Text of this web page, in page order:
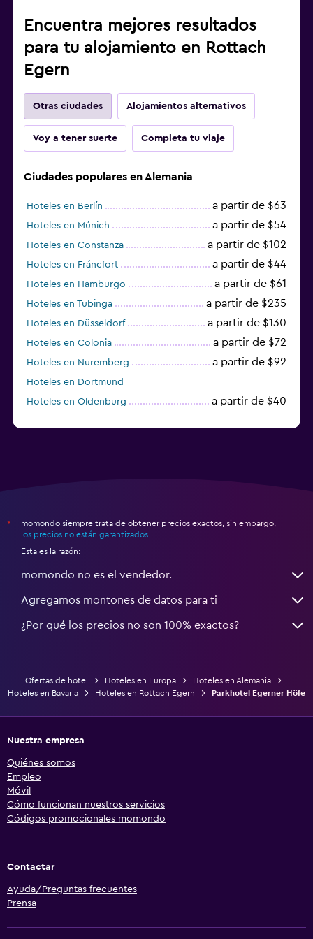
Encuentra mejores resultados
para tu alojamiento en Rottach
Egern
Otras ciudades Alojamientos alternativos
Voy a tener suerte Completa tu viaje
Ciudades populares en Alemania
Hoteles en Berlín a partir de $63
Hoteles en Múnich a partir de $54
Hoteles en Constanza a partir de $102
Hoteles en Fráncfort a partir de $44
Hoteles en Hamburgo a partir de $61
Hoteles en Tubinga a partir de $235
Hoteles en Düsseldorf a partir de $130
Hoteles en Colonia a partir de $72
Hoteles en Nuremberg a partir de $92
Hoteles en Dortmund
Hoteles en Oldenburg
a partir de $40
*
momondo siempre trata de obtener precios exactos, sin embargo,
los precios no están garantizados
Esta es la razón:
momondo no es el vendedor.
Agregamos montones de datos para ti
¿Por qué los precios no son 100% exactos?
Ofertas de hotel Hoteles en Europa
Hoteles en Alemania
Hoteles en Bavaria
Hoteles en Rottach Egern Parkhotel Egerner Höfe
Nuestra empresa
Quiénes somos
Empleo
Móvil
Cómo funcionan nuestros servicios
Códigos promocionales momondo
Contactar
Ayuda/Preguntas frecuentes
Prensa